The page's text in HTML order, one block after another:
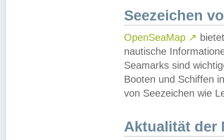
Seezeichen
OpenSeaMap ↗
nautische
Seamarks sind
Booten und Schiffen
von Seezeichen wie
Aktualität der